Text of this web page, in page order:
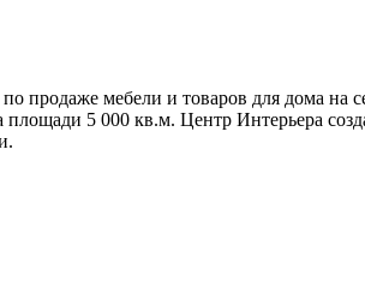
продаже мебели и товаров для дома на
5 000 кв.м. Центр Интерьера